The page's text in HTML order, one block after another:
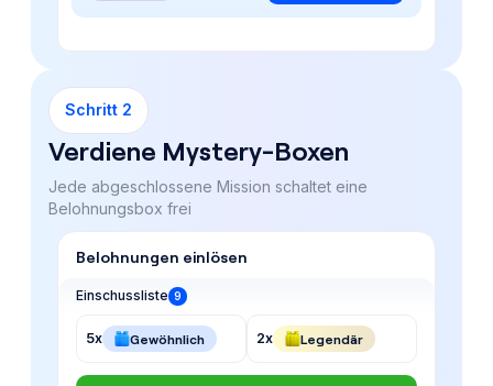
Schritt 2
Verdiene Mystery-Boxen
Jede abgeschlossene Mission schaltet eine
Belohnungsbox frei
Belohnungen einlösen
Einschussliste 9
5x Gewöhnlich 2x Legendär